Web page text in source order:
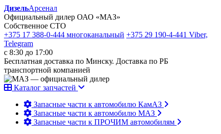
ДизельАрсенал
Официальный дилер ОАО «МАЗ»
Собственное СТО
+375 17 388-0-444 многоканальный +375 29 190-4-441 Viber,
Telegram
с 8:30 до 17:00
Бесплатная доставка по Минску. Доставка по РБ
транспортной компанией
Каталог запчастей
Запасные части к автомобилю КамАЗ
Запасные части к автомобилю МАЗ
Запасные части к ПРОЧИМ автомобилям